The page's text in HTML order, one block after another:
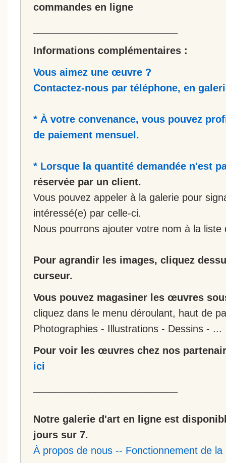
commandes en ligne
Informations complémentaires :
Vous aimez une œuvre ?
Contactez-nous par téléphone, en
* À votre convenance, vous pouvez
de paiement mensuel.
* Lorsque la quantité demandée n'est
réservée par un client.
Vous pouvez appeler à la galerie pour
intéressé(e) par celle-ci.
Nous pourrons ajouter votre nom à la liste
Pour agrandir les images, cliquez
curseur.
Vous pouvez magasiner les œuvres
cliquez dans le menu déroulant, haut de
Photographies - Illustrations - Dessins - ...
Pour voir les œuvres chez nos
ici
Notre galerie d'art en ligne est
jours sur 7.
À propos de nous -- Fonctionnement de